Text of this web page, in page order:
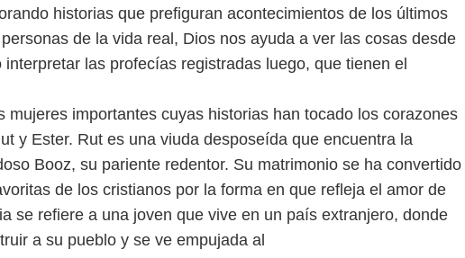
historias que prefiguran acontecimientos de los últimos
de la vida real, Dios nos ayuda a ver las cosas desde
interpretar las profecías registradas luego, que tienen el
mujeres importantes cuyas historias han tocado los corazones
y Ester. Rut es una viuda desposeída que encuentra la
Booz, su pariente redentor. Su matrimonio se ha convertido
de los cristianos por la forma en que refleja el amor de
se refiere a una joven que vive en un país extranjero, donde
a su pueblo y se ve empujada al